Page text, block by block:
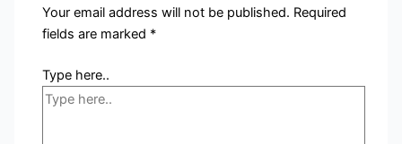
Your email address will not be published. Required
fields are marked *
Type here..